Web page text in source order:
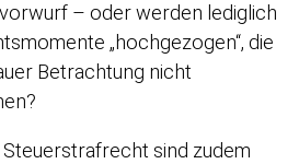
– oder werden lediglich
„hochgezogen“, die
Betrachtung nicht
Steuerstrafrecht sind zudem